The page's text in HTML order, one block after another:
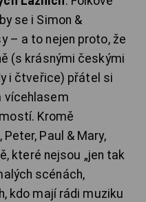
se i Simon &
– a to nejen proto, že
(s krásnými českými
i čtveřice) přátel si
vícehlasem
Kromě
Paul & Mary,
které nejsou „jen tak
scénách,
kdo mají rádi muziku